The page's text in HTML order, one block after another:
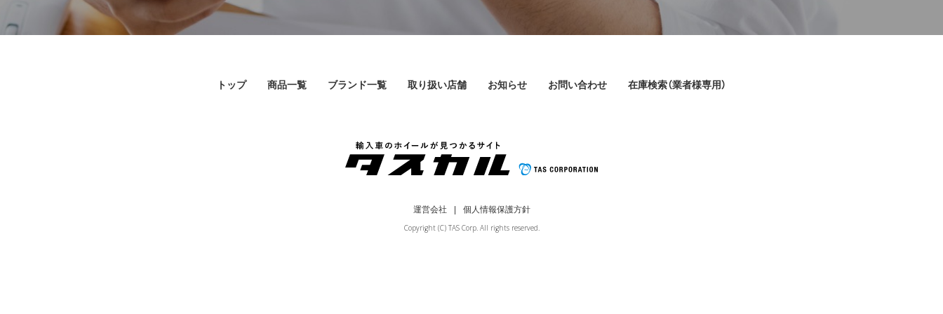
トップ 商品一覧 ブランド一覧 取り扱い店舗 お知らせ お問い合わせ 在庫検索（業者様専用）
運営会社
個人情報保護方針
Copyright (C) TAS Corp. All rights reserved.